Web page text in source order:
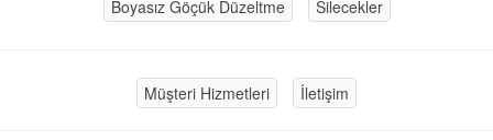
Boyasız Göçük Düzeltme Silecekler
Müşteri Hizmetleri İletişim